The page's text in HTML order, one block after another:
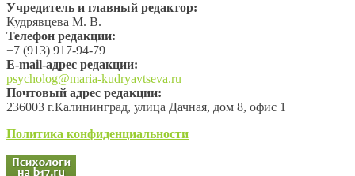
Учредитель и главный редактор:
Кудрявцева М. В.
Телефон редакции:
+7 (913) 917-94-79
Е-mail-адрес редакции:
psycholog@maria-kudryavtseva.ru
Почтовый адрес редакции:
236003 г.Калининград, улица Дачная, дом 8, офис 1
Политика конфиденциальности